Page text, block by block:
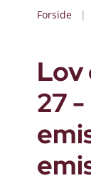
Forside
Lov
27